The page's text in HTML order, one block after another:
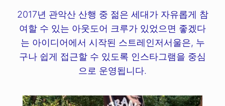
2017년 관악산 산행 중 젊은 세대가 자유롭게 참
여할 수 있는 아웃도어 크루가 있었으면 좋겠다
는 아이디어에서 시작된 스트레인저서울은, 누
구나 쉽게 접근할 수 있도록 인스타그램을 중심
으로 운영됩니다.